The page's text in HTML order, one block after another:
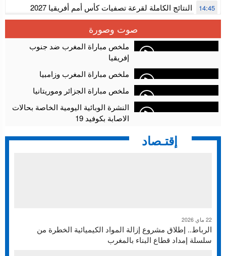
الألعاب الإلكترونية
النتائج الكاملة لقرعة تصفيات كأس أمم أفريقيا 2027 14:45
سلا.. توقيف ثلاثة مروجين وحجز أكثر من 4300 قرص مخدر وكوكايين وإكستازي
أقراص مهلوسة داخل فضاء للشيشة تستنفر شرطة أكادير 12:48
صوت وصورة
ملخص مباراة المغرب ضد جنوب
إفريقيا
ملخص مباراة المغرب وزامبيا
ملخص مباراة الجزائر وموريتانيا
النشرة الوبائية اليومية الخاصة بحالات
الاصابة بكوفيد 19
إقتـصاد
22 ماي 2026
الرباط.. إطلاق مشروع إزالة المواد الكيميائية الخطرة من
سلسلة إمداد قطاع البناء بالمغرب